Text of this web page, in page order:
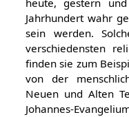
heute, gestern
Jahrhundert wahr
sein werden.
verschiedensten
finden sie zum
von der
Neuen und Alten
Johannes-